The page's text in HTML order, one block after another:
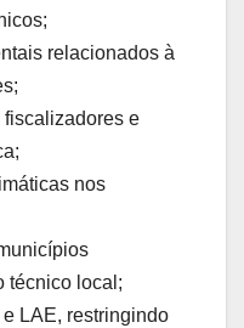
relacionados à
e
nos
técnico local;
LAE, restringindo